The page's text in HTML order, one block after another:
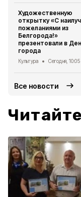
Художественную
открытку «С
пожеланиями из
Белгорода!»
презентовали в
города
Культура Сегодня, 10:05
Все новости